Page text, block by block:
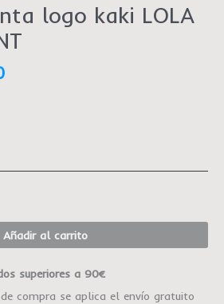
logo kaki LOLA
Añadir al carrito
superiores a 90€
compra se aplica el envío gratuito